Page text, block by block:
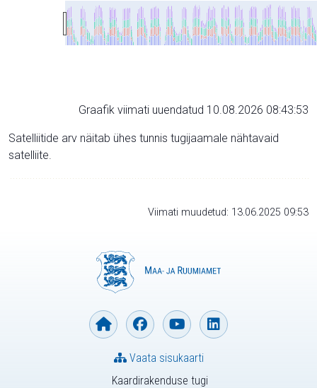
Graafik viimati uuendatud 10.08.2026 08:43:53
Satelliitide arv näitab ühes tunnis tugijaamale nähtavaid
satelliite.
Viimati muudetud: 13.06.2025 09:53
Kaardirakenduse tugi
Vaata sisukaarti